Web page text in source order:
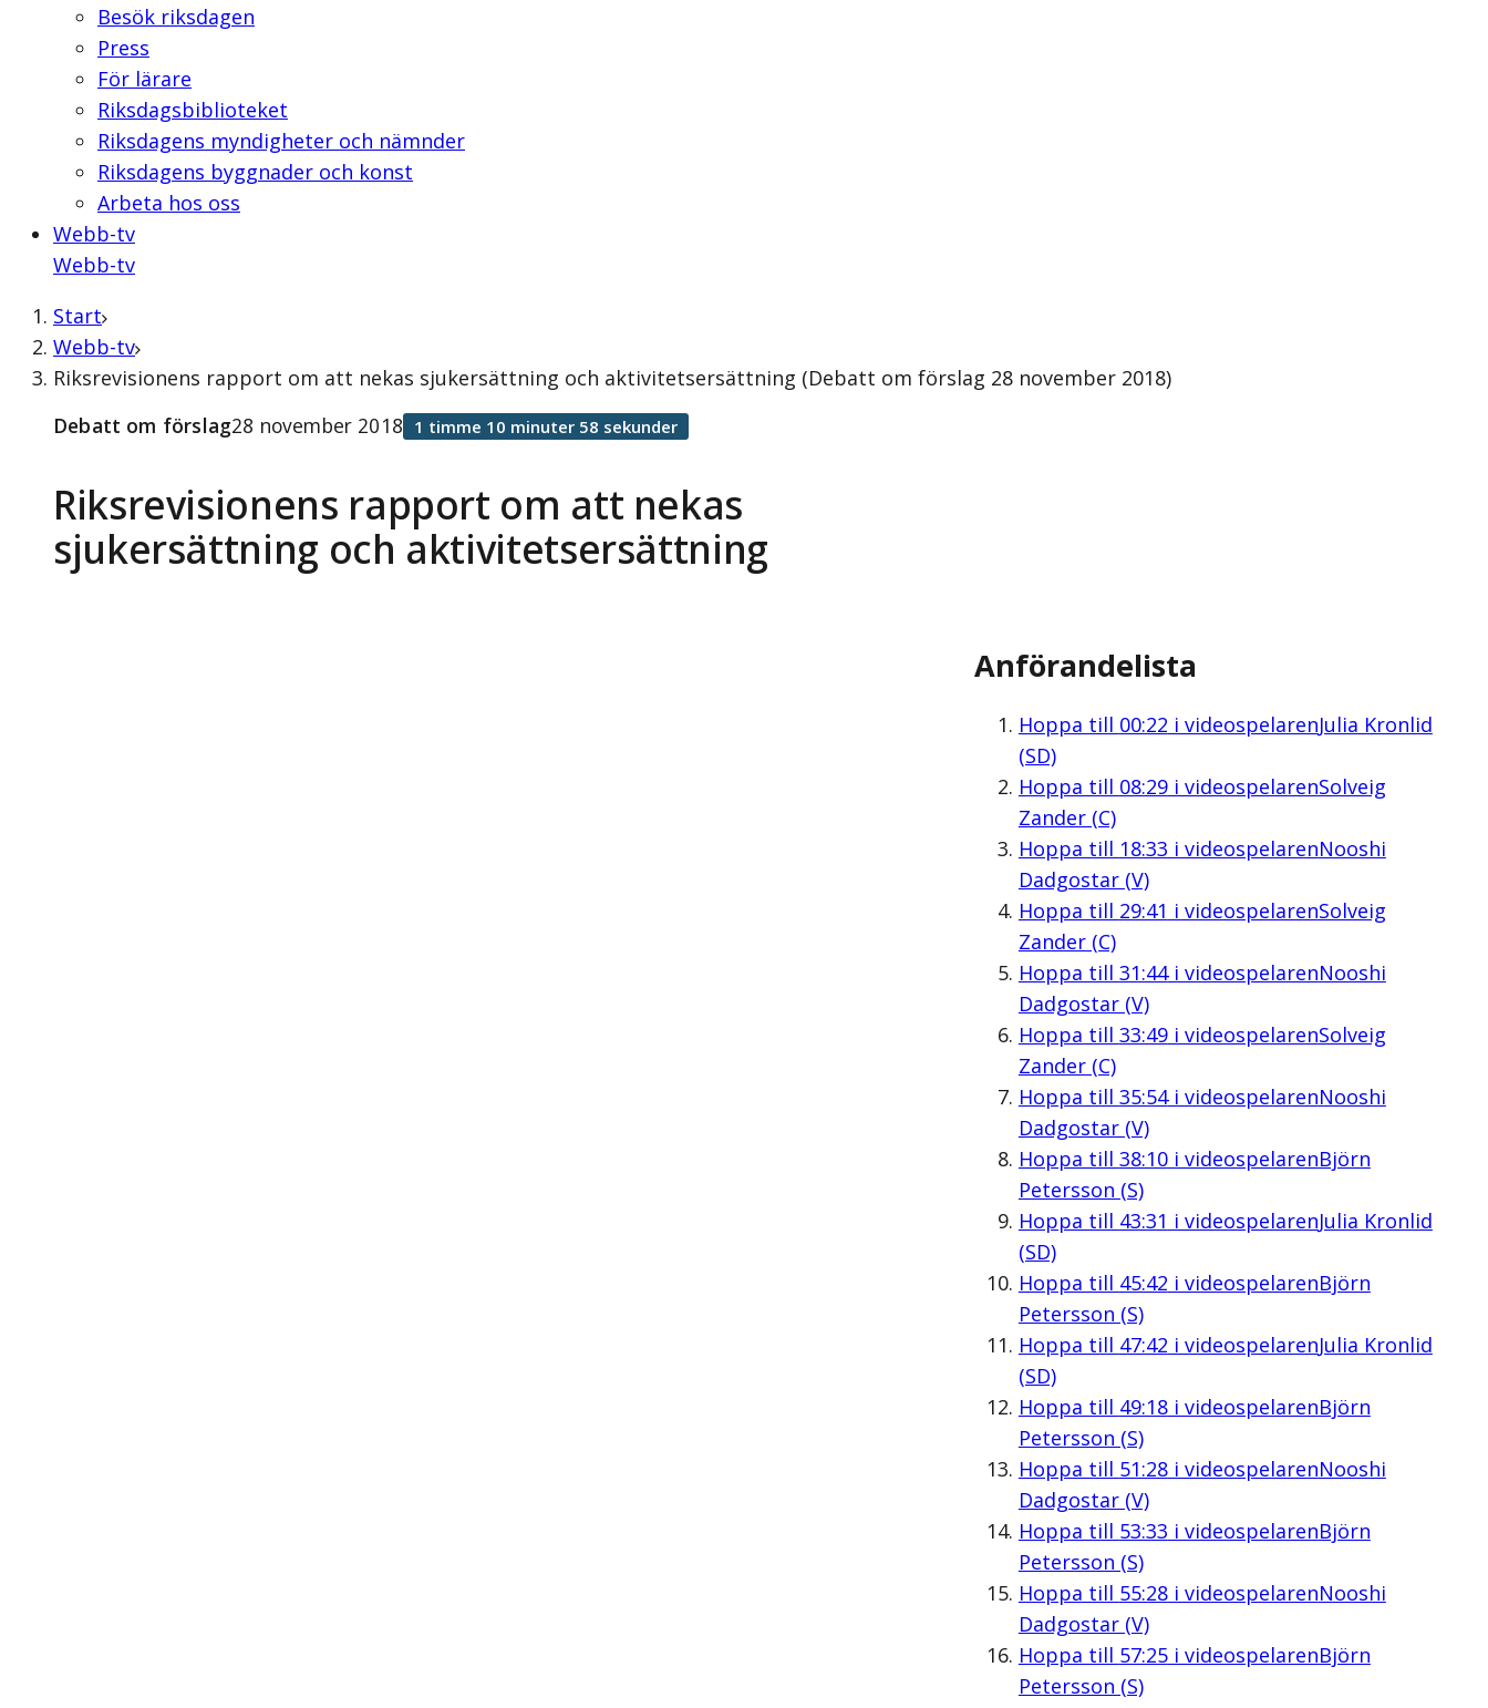
Besök riksdagen
Press
För lärare
Riksdagsbiblioteket
Riksdagens myndigheter och nämnder
Riksdagens byggnader och konst
Arbeta hos oss
Webb-tv
Webb-tv
Start
Webb-tv
Riksrevisionens rapport om att nekas sjukersättning och aktivitetsersättning (Debatt om förslag 28 november 2018)
Riksrevisionens rapport om att nekas
sjukersättning och aktivitetsersättning
Debatt om förslag28 november 2018 1 timme 10 minuter 58 sekunder
Anförandelista
Hoppa till 00:22 i videospelarenJulia Kronlid
(SD)
Hoppa till 08:29i videospelarenSolveig
Zander (C)
Hoppa till 18:33 i videospelarenNooshi
Dadgostar (V)
Hoppa till 29:41 i videospelarenSolveig
Zander (C)
Hoppa till 31:44i videospelarenNooshi
Dadgostar (V)
Hoppa till 33:49i videospelarenSolveig
Zander (C)
Hoppa till 35:54i videospelarenNooshi
Dadgostar (V)
Hoppa till 38:10i videospelarenBjörn
Petersson (S)
Hoppa till 43:31 i videospelarenJulia Kronlid
(SD)
Hoppa till 45:42 i videospelarenBjörn
Petersson (S)
Hoppa till 47:42 i videospelarenJulia Kronlid
(SD)
Hoppa till 49:18i videospelarenBjörn
Petersson (S)
Hoppa till 51:28i videospelarenNooshi
Dadgostar (V)
Hoppa till 53:33 i videospelarenBjörn
Petersson (S)
Hoppa till 55:28i videospelarenNooshi
Dadgostar (V)
Hoppa till 57:25i videospelarenBjörn
Petersson (S)